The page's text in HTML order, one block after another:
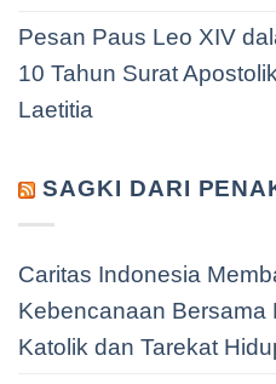
Pesan Paus Leo XIV
10 Tahun Surat
Laetitia
SAGKI DARI
Caritas Indonesia
Kebencanaan Bersama
Katolik dan Tarekat